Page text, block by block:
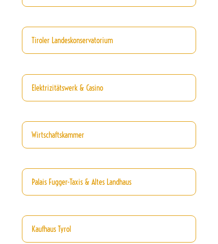
Tiroler Landeskonservatorium
Elektrizitätswerk & Casino
Wirtschaftskammer
Palais Fugger-Taxis & Altes Landhaus
Kaufhaus Tyrol